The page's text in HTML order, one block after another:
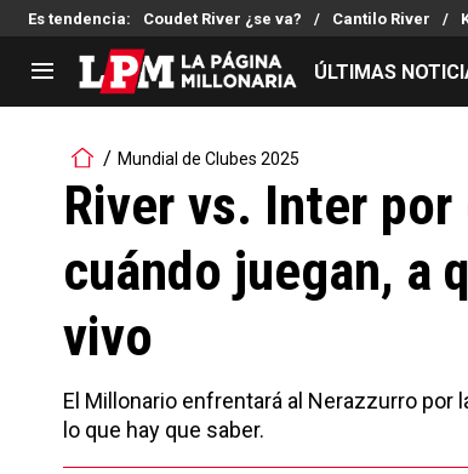
Es tendencia: Coudet River ¿se va? Cantilo River
LIGA PROFESIONAL
Noticias
Tabla de posiciones
Fixture
Reserva
Copa
Copa Argentina
ÚLTIMAS
Mundial de Clubes 2025
River vs. Inter
cuándo juegan, a
vivo
El Millonario enfrentará al Nerazzurro por
lo que hay que saber.